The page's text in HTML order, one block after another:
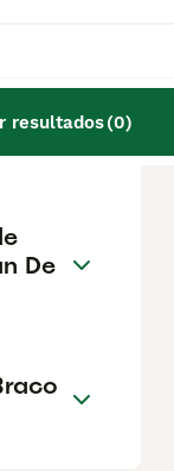
resultados(0)
y
De